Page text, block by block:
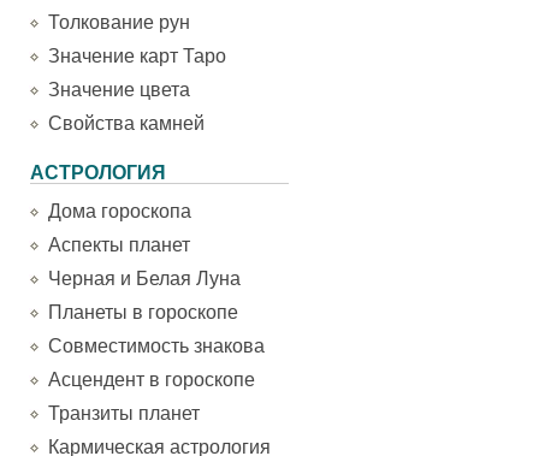
Толкование рун
Значение карт Таро
Значение цвета
Свойства камней
АСТРОЛОГИЯ
Дома гороскопа
Аспекты планет
Черная и Белая Луна
Планеты в гороскопе
Совместимость знакова
Асцендент в гороскопе
Транзиты планет
Кармическая астрология